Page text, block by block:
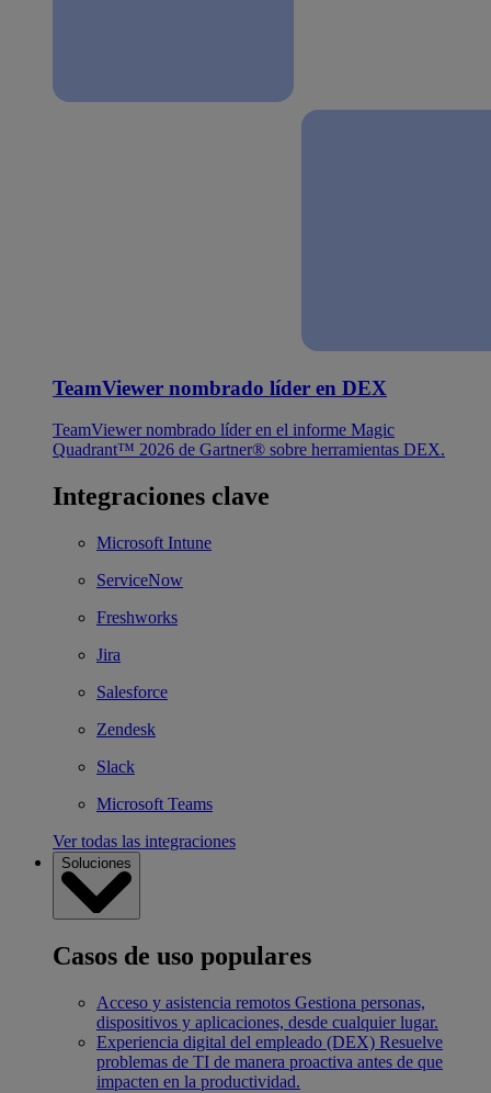
TeamViewer nombrado líder en DEX
TeamViewer nombrado líder en el informe Magic
Quadrant™ 2026 de Gartner® sobre herramientas DEX.
Integraciones clave
Microsoft Intune
ServiceNow
Freshworks
Jira
Salesforce
Zendesk
Slack
Microsoft Teams
Ver todas las integraciones
Soluciones
Casos de uso populares
Acceso y asistencia remotos Gestiona personas,
dispositivos y aplicaciones, desde cualquier lugar.
Experiencia digital del empleado (DEX) Resuelve
problemas de TI de manera proactiva antes de que
impacten en la productividad.